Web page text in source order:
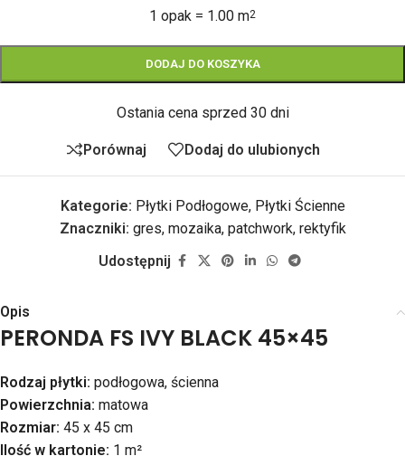
1 opak = 1.00 m2
DODAJ DO KOSZYKA
Ostania cena sprzed 30 dni
Porównaj Dodaj do ulubionych
Kategorie: Płytki Podłogowe, Płytki Ścienne
Znaczniki: gres, mozaika, patchwork, rektyfik
Udostępnij
Opis
PERONDA FS IVY BLACK 45×45
Rodzaj płytki: podłogowa, ścienna
Powierzchnia: matowa
Rozmiar: 45 x 45 cm
Ilość w kartonie: 1 m²